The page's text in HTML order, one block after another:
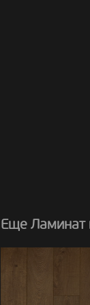
Еще Ламинат